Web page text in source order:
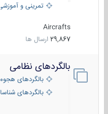
تمرینی و آموزشی
Aircrafts
29,867 ارسال ها
بالگردهای نظامی
بالگردهای هجومی
بالگردهای شناسایی